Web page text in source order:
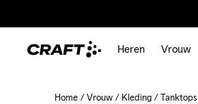
Heren Vrouw
Home Vrouw Kleding Tanktops